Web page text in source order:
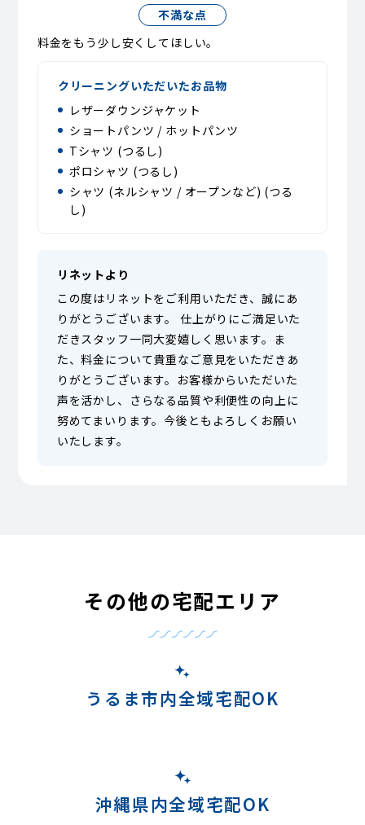
不満な点
料金をもう少し安くしてほしい。
クリーニングいただいたお品物
レザーダウンジャケット
ショートパンツ / ホットパンツ
Tシャツ (つるし)
ポロシャツ (つるし)
シャツ (ネルシャツ / オープンなど) (つる
し)
リネットより
この度はリネットをご利用いただき、誠にあ
りがとうございます。 仕上がりにご満足いた
だきスタッフ一同大変嬉しく思います。ま
た、料金について貴重なご意見をいただきあ
りがとうございます。お客様からいただいた
声を活かし、さらなる品質や利便性の向上に
努めてまいります。今後ともよろしくお願い
いたします。
その他の宅配エリア
うるま市内全域宅配OK
沖縄県内全域宅配OK